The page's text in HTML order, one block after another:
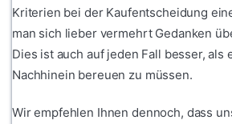
Kriterien bei der Kaufentscheidung
man sich lieber vermehrt Gedanken
Dies ist auch auf jeden Fall besser, als
Nachhinein bereuen zu müssen.
Wir empfehlen Ihnen dennoch, dass